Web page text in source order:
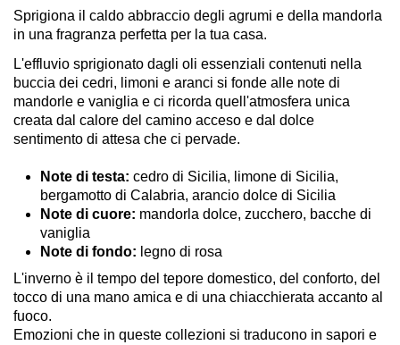
Sprigiona il caldo abbraccio degli agrumi e della mandorla
in una fragranza perfetta per la tua casa.
L'effluvio sprigionato dagli oli essenziali contenuti nella
buccia dei cedri, limoni e aranci si fonde alle note di
mandorle e vaniglia e ci ricorda quell'atmosfera unica
creata dal calore del camino acceso e dal dolce
sentimento di attesa che ci pervade.
Note di testa: cedro di Sicilia, limone di Sicilia,
bergamotto di Calabria, arancio dolce di Sicilia
Note di cuore: mandorla dolce, zucchero, bacche di
vaniglia
Note di fondo: legno di rosa
L'inverno è il tempo del tepore domestico, del conforto, del
tocco di una mano amica e di una chiacchierata accanto al
fuoco.
Emozioni che in queste collezioni si traducono in sapori e